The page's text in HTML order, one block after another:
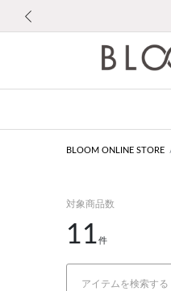
BLOOM ONLINE STORE
対象商品数
11件